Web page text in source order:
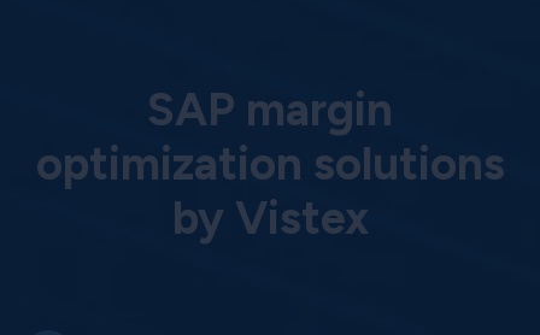
SAP margin
optimization solutions
by Vistex